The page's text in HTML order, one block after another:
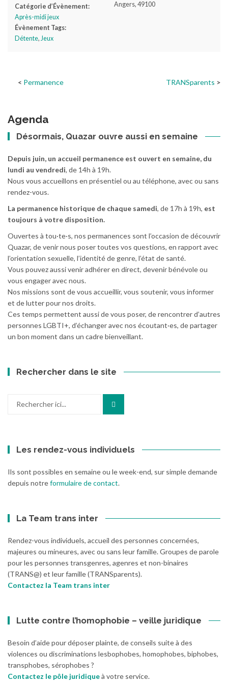
Catégorie d’Évènement:
Après-midi jeux
Évènement Tags:
Détente, Jeux
Angers, 49100
Permanence TRANSparents
Agenda
Désormais, Quazar ouvre aussi en semaine
Depuis juin, un accueil permanence est ouvert en semaine, du
lundi au vendredi, de 14h à 19h.
Nous vous accueillons en présentiel ou au téléphone, avec ou sans
rendez-vous.
La permanence historique de chaque samedi, de 17h à 19h, est
toujours à votre disposition.
Ouvertes à tou·te·s, nos permanences sont l’occasion de découvrir
Quazar, de venir nous poser toutes vos questions, en rapport avec
l’orientation sexuelle, l’identité de genre, l’état de santé.
Vous pouvez aussi venir adhérer en direct, devenir bénévole ou
vous engager avec nous.
Nos missions sont de vous accueillir, vous soutenir, vous informer
et de lutter pour nos droits.
Ces temps permettent aussi de vous poser, de rencontrer d’autres
personnes LGBTI+, d’échanger avec nos écoutant·es, de partager
un bon moment dans un cadre bienveillant.
Rechercher dans le site
Les rendez-vous individuels
Ils sont possibles en semaine ou le week-end, sur simple demande
depuis notreformulaire de contact.
La Team trans inter
Rendez-vous individuels, accueil des personnes concernées,
majeures ou mineures, avec ou sans leur famille. Groupes de parole
pour les personnes transgenres, agenres et non-binaires
(TRANS@) et leur famille (TRANSparents).
Contactez la Team trans inter
Lutte contre l’homophobie – veille juridique
Besoin d’aide pour déposer plainte, de conseils suite à des
violences ou discriminations lesbophobes, homophobes, biphobes,
transphobes, sérophobes ?
Contactez le pôle juridiqueà votre service.